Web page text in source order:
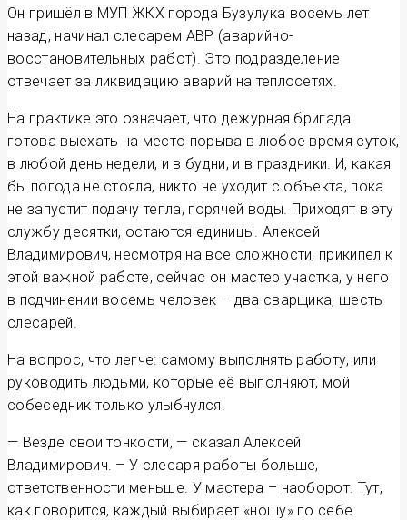
Он пришёл в МУП ЖКХ города Бузулука восемь лет
назад, начинал слесарем АВР (аварийно-
восстановительных работ). Это подразделение
отвечает за ликвидацию аварий на теплосетях.
На практике это означает, что дежурная бригада
готова выехать на место порыва в любое время суток,
в любой день недели, и в будни, и в праздники. И, какая
бы погода не стояла, никто не уходит с объекта, пока
не запустит подачу тепла, горячей воды. Приходят в эту
службу десятки, остаются единицы. Алексей
Владимирович, несмотря на все сложности, прикипел к
этой важной работе, сейчас он мастер участка, у него
в подчинении восемь человек – два сварщика, шесть
слесарей.
На вопрос, что легче: самому выполнять работу, или
руководить людьми, которые её выполняют, мой
собеседник только улыбнулся.
— Везде свои тонкости, — сказал Алексей
Владимирович. – У слесаря работы больше,
ответственности меньше. У мастера – наоборот. Тут,
как говорится, каждый выбирает «ношу» по себе.